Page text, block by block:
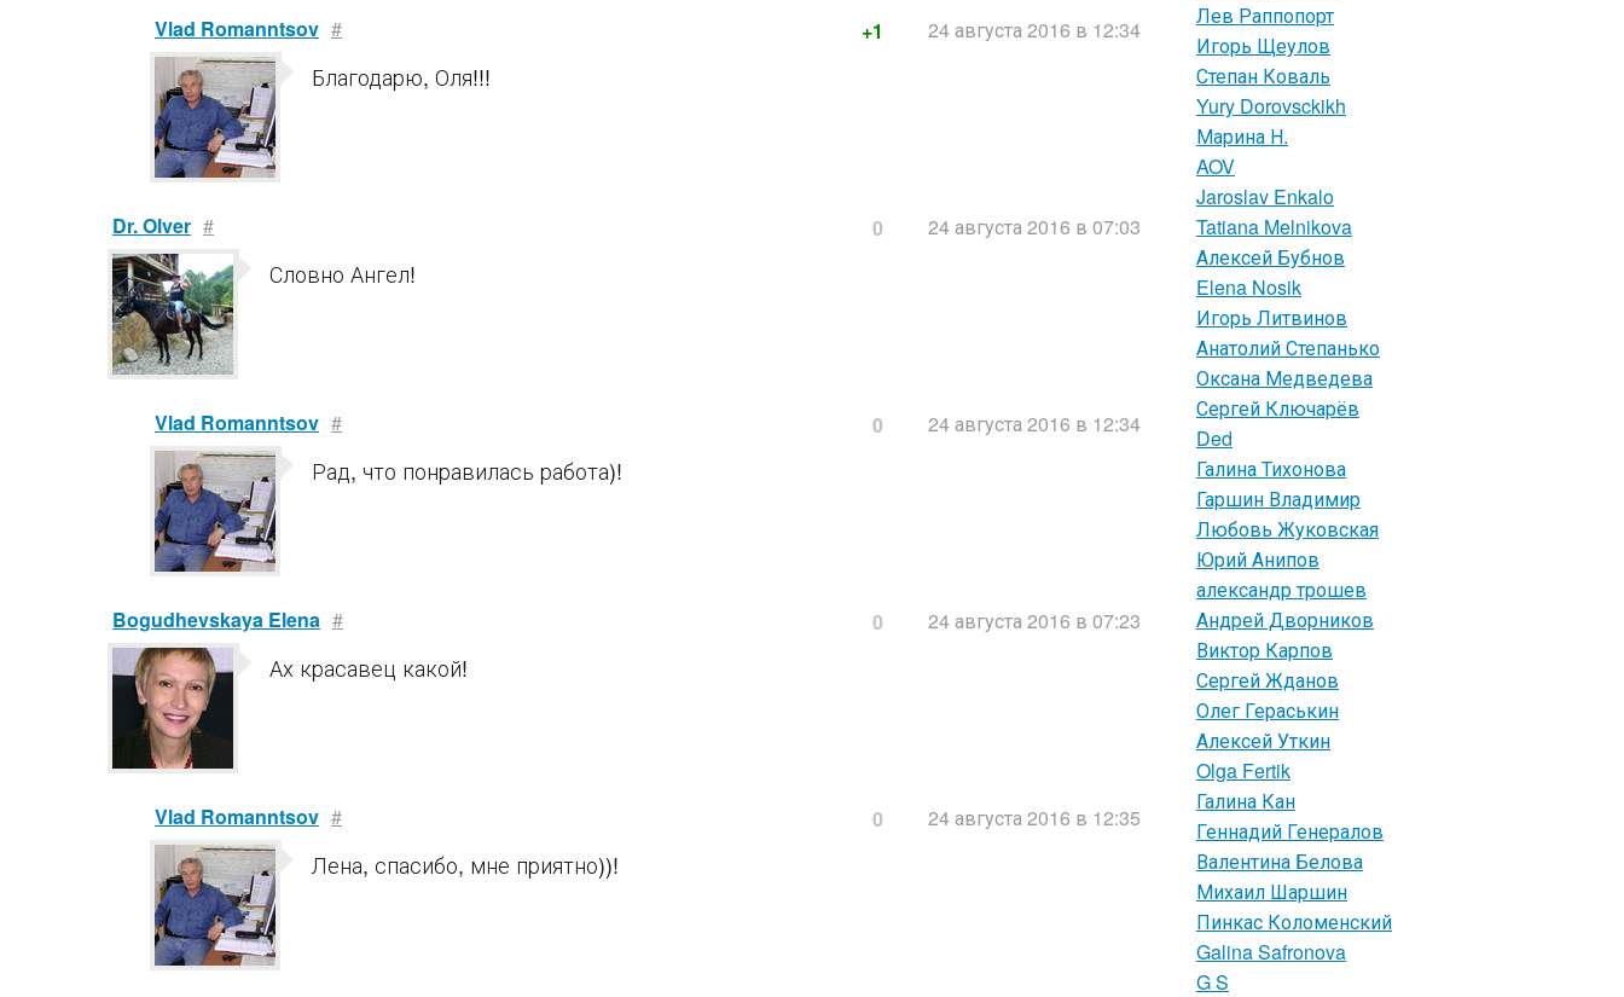
Лев Раппопорт
Игорь Щеулов
Степан Коваль
Yury Dorovsckikh
Марина Н.
AOV
Jaroslav Enkalo
Tatiana Melnikova
Алексей Бубнов
Elena Nosik
Игорь Литвинов
Анатолий Степанько
Оксана Медведева
Сергей Ключарёв
Ded
Галина Тихонова
Гаршин Владимир
Любовь Жуковская
Юрий Анипов
александр трошев
Андрей Дворников
Виктор Карпов
Сергей Жданов
Олег Гераськин
Алексей Уткин
Olga Fertik
Галина Кан
Геннадий Генералов
Валентина Белова
Михаил Шаршин
Пинкас Коломенский
Galina Safronova
G S
Vlad Romanntsov # 24 августа 2016 в 12:34
+1
Благодарю, Оля!!!
Dr. Olver # 24 августа 2016 в 07:03
0
Словно Ангел!
Vlad Romanntsov # 24 августа 2016 в 12:34
0
Рад, что понравилась работа)!
Bogudhevskaya Elena # 24 августа 2016 в 07:23
0
Ах красавец какой!
Vlad Romanntsov # 24 августа 2016 в 12:35
0
Лена, спасибо, мне приятно))!